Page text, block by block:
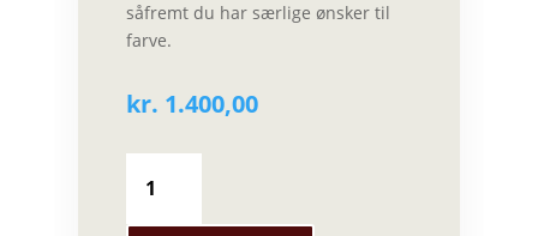
såfremt du har særlige ønsker til
farve.
kr. 1.400,00
Sigurðsson
-